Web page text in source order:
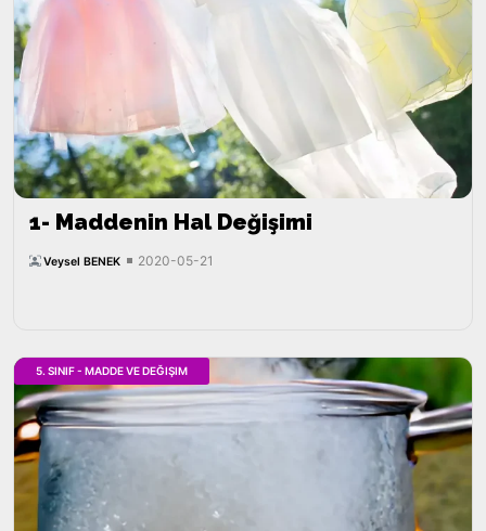
1- Maddenin Hal Değişimi
Veysel BENEK 2020-05-21
5. SINIF - MADDE VE DEĞIŞIM